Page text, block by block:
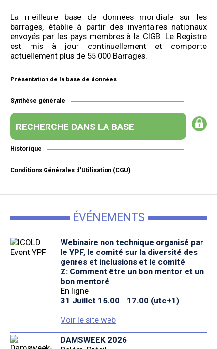
La meilleure base de données mondiale sur les
barrages, établie à partir des inventaires nationaux
envoyés par les pays membres à la CIGB. Le Registre
est mis à jour continuellement et comporte
actuellement plus de 55 000 Barrages.
Présentation de la base de données
Synthèse générale
RECHERCHE DANS LA BASE
Historique
Conditions Générales d'Utilisation (CGU)
ÉVÉNEMENTS
Webinaire non technique organisé par
le YPF, le comité sur la diversité des
genres et inclusions et le comité
Z: Comment être un bon mentor et un
bon mentoré
En ligne
31 Juillet 15.00 - 17.00 (utc+1)
Voir le site web
DAMSWEEK 2026